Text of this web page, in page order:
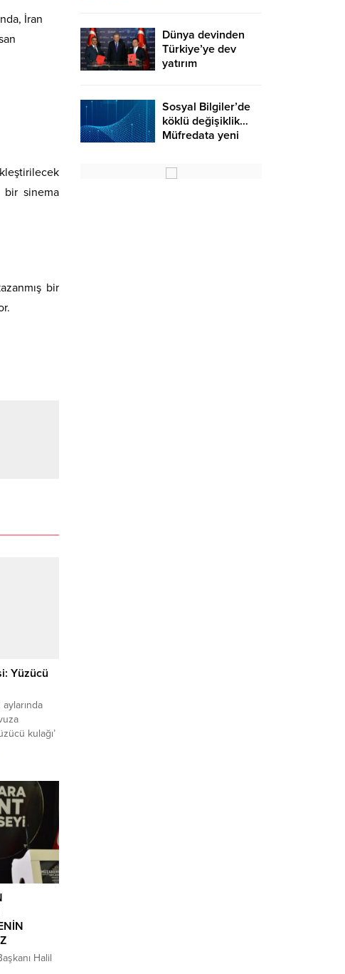
İran
bir sinema
bir
Yüzücü
aylarında
kulağı’
dış
kulak
bir
Halil
Dünya devinden
Türkiye’ye dev
yatırım
Sosyal Bilgiler’de
köklü değişiklik…
Müfredata yeni